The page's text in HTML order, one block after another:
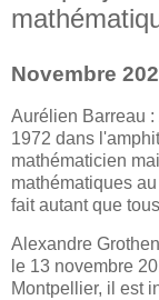
Novembre
Aurélien Barreau :
1972 dans
mathématicien
mathématiques
fait autant que
Alexandre
le 13 novembre
Montpellier, il est